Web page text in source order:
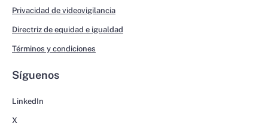
Privacidad de videovigilancia
Directriz de equidad e igualdad
Términos y condiciones
Síguenos
LinkedIn
X